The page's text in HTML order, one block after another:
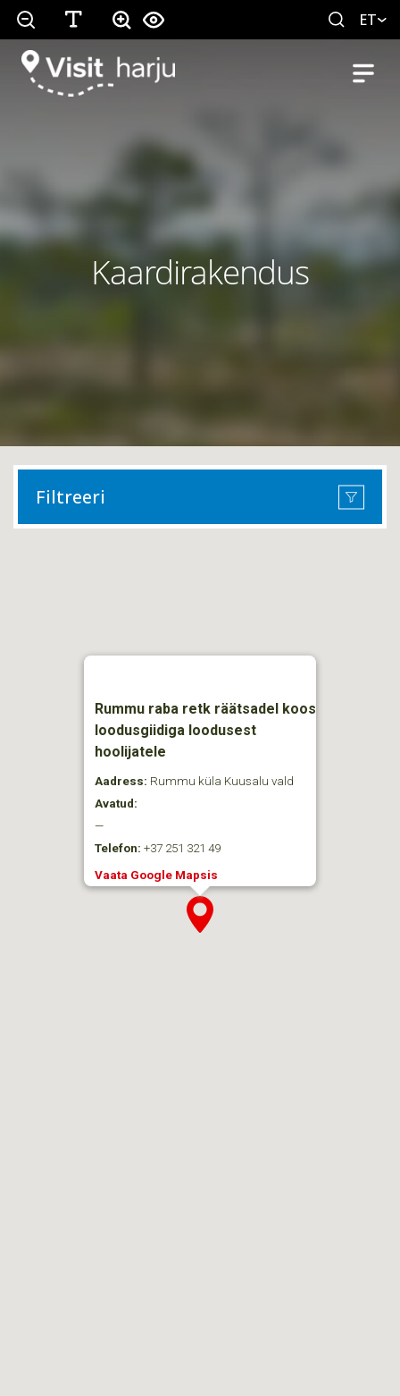
ET
Kaardirakendus
Filtreeri
Rummu raba retk räätsadel koos
loodusgiidiga loodusest
hoolijatele
Aadress: Rummu küla Kuusalu vald
Avatud:
—
Telefon: +37 251 321 49
Vaata Google Mapsis